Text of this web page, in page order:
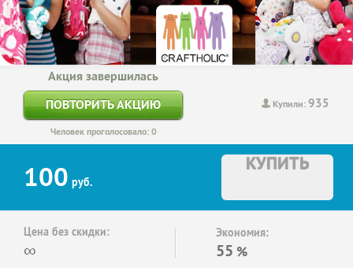
Купили:935
Акция завершилась
ПОВТОРИТЬ АКЦИЮ
Человек проголосовало: 0
100 руб.
КУПИТЬ
Цена без скидки:
∞
Экономия:
55 %